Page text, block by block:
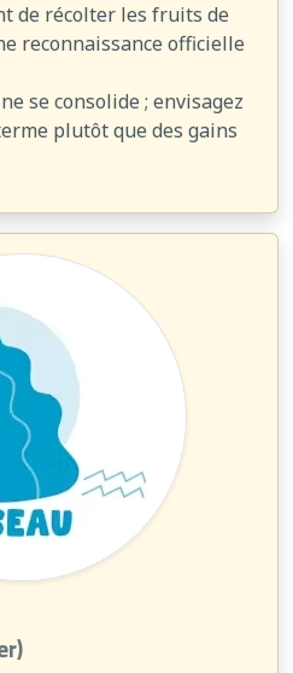
de récolter les fruits de
reconnaissance officielle
se consolide ; envisagez
plutôt que des gains